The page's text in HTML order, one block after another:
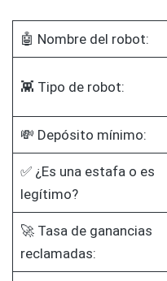
🤖 Nombre del robot:
👾 Tipo de robot:
💸 Depósito mínimo:
✅ ¿Es una estafa o es
legítimo?
🚀 Tasa de ganancias
reclamadas: